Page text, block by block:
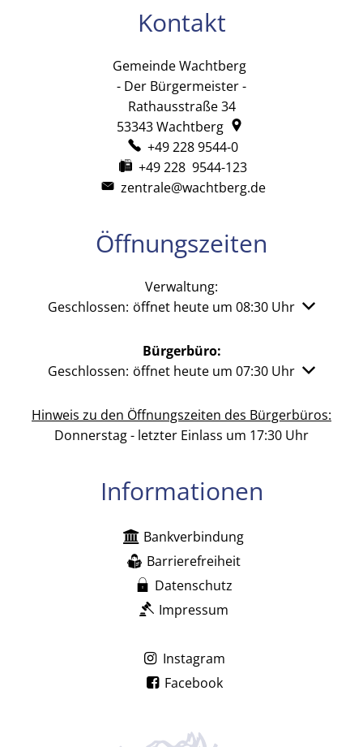
Kontakt
Gemeinde Wachtberg
- Der Bürgermeister -
Rathausstraße 34
53343Wachtberg
+49 228 9544-0
+49 228 9544-123
zentrale@wachtberg.de
Öffnungszeiten
Verwaltung:
Klicken, um weitere Öffnungs- oder Schließzeiten
Geschlossen: öffnet heute um 08:30 Uhr
Bürgerbüro:
Klicken, um weitere Öffnungs- oder Schließzeiten
Geschlossen: öffnet heute um 07:30 Uhr
Hinweis zu den Öffnungszeiten des Bürgerbüros:
Donnerstag - letzter Einlass um 17:30 Uhr
Informationen
Bankverbindung
Barrierefreiheit
Datenschutz
Impressum
Instagram
Facebook